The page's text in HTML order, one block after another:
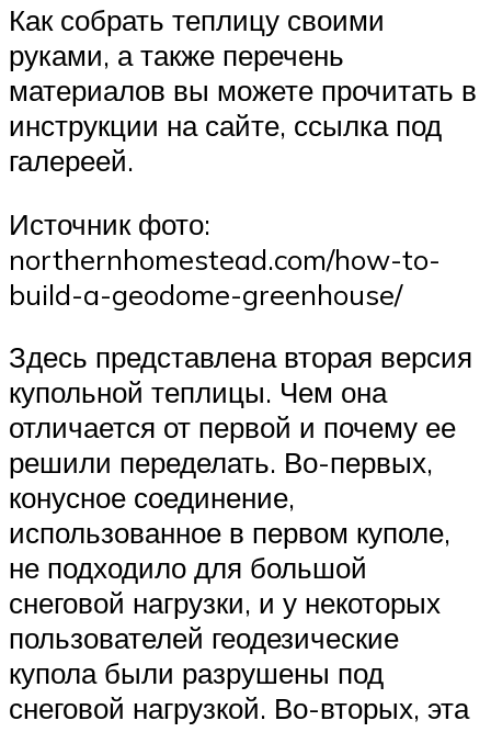
Как собрать теплицу своими
руками, а также перечень
материалов вы можете прочитать в
инструкции на сайте, ссылка под
галереей.
Источник фото:
northernhomestead.com/how-to-
build-a-geodome-greenhouse/
Здесь представлена вторая версия
купольной теплицы. Чем она
отличается от первой и почему ее
решили переделать. Во-первых,
конусное соединение,
использованное в первом куполе,
не подходило для большой
снеговой нагрузки, и у некоторых
пользователей геодезические
купола были разрушены под
снеговой нагрузкой. Во-вторых, эта